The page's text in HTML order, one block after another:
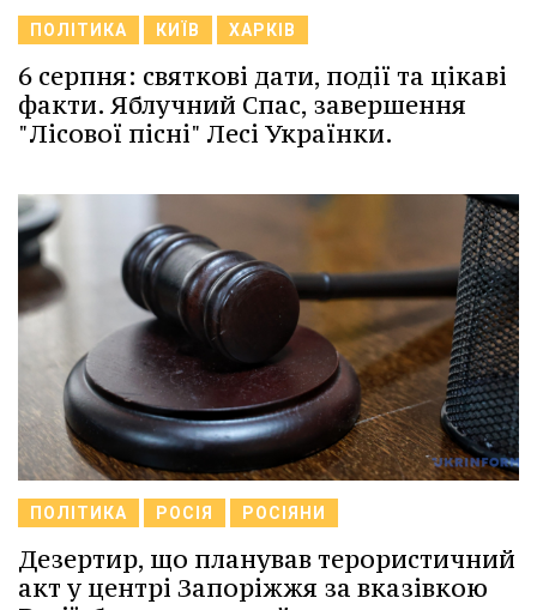
ПОЛІТИКА КИЇВ ХАРКІВ
6 серпня: святкові дати, події та цікаві
факти. Яблучний Спас, завершення
"Лісової пісні" Лесі Українки.
ПОЛІТИКА РОСІЯ РОСІЯНИ
Дезертир, що планував терористичний
акт у центрі Запоріжжя за вказівкою